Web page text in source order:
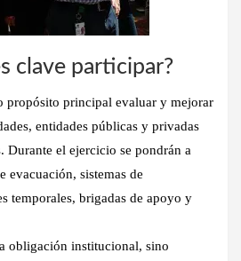
clave participar?
propósito principal evaluar y mejorar
entidades públicas y privadas
Durante el ejercicio se pondrán a
evacuación, sistemas de
temporales, brigadas de apoyo y
obligación institucional, sino